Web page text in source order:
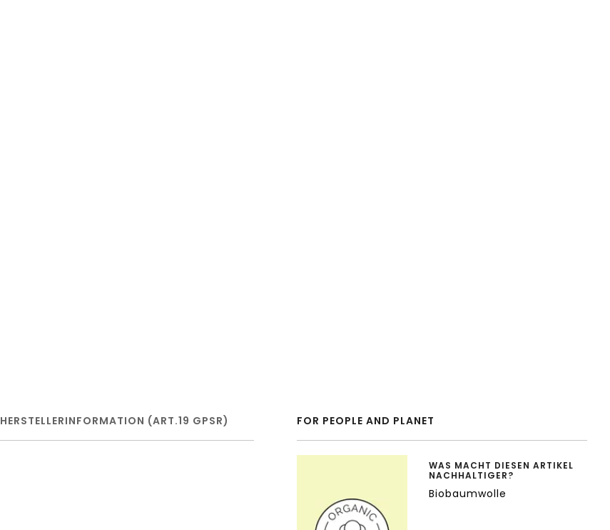
HERSTELLERINFORMATION (ART.19 GPSR) FOR PEOPLE AND PLANET
WAS MACHT DIESEN ARTIKEL
NACHHALTIGER?
Biobaumwolle